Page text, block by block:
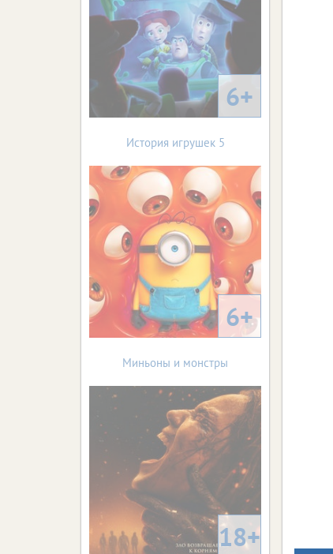
6+
История игрушек 5
6+
Миньоны и монстры
18+